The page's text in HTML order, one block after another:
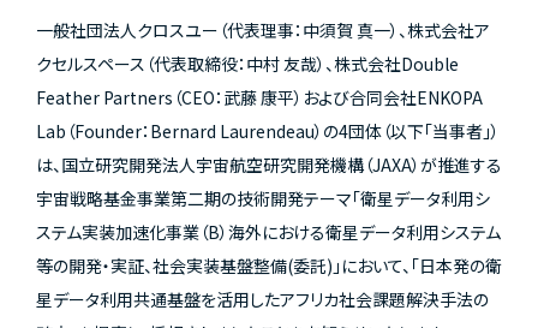
一般社団法人クロスユー（代表理事：中須賀 真一）、株式会社ア
クセルスペース（代表取締役：中村 友哉）、株式会社Double
Feather Partners（CEO：武藤 康平）および合同会社ENKOPA
Lab（Founder：Bernard Laurendeau）の4団体（以下「当事者」）
は、国立研究開発法人宇宙航空研究開発機構（JAXA）が推進する
宇宙戦略基金事業第二期の技術開発テーマ「衛星データ利用シ
ステム実装加速化事業（B）海外における衛星データ利用システム
等の開発・実証、社会実装基盤整備(委託)」において、「日本発の衛
星データ利用共通基盤を活用したアフリカ社会課題解決手法の